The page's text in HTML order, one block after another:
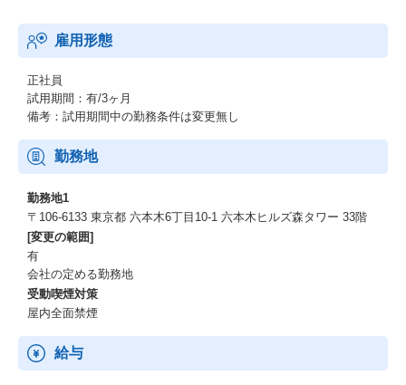
雇用形態
正社員
試用期間：有/3ヶ月
備考：試用期間中の勤務条件は変更無し
勤務地
勤務地1
〒106-6133 東京都 六本木6丁目10-1 六本木ヒルズ森タワー 33階
[変更の範囲]
有
会社の定める勤務地
受動喫煙対策
屋内全面禁煙
給与